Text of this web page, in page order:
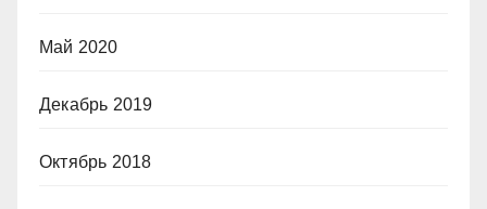
Май 2020
Декабрь 2019
Октябрь 2018